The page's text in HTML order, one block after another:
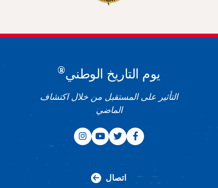
يوم التاريخ الوطني®
التأثير على المستقبل من خلال اكتشاف
الماضي
اتصال